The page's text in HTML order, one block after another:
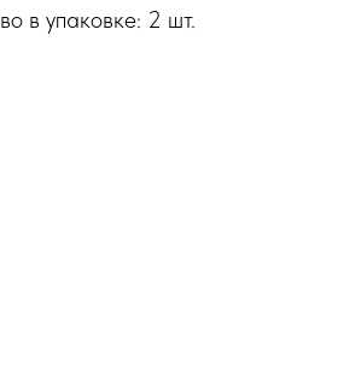
в упаковке: 2 шт.